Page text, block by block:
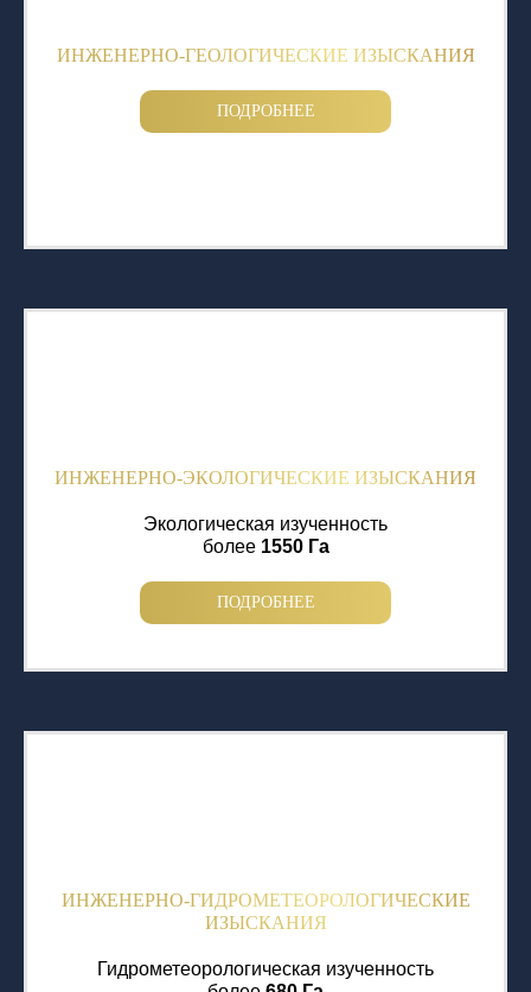
ИНЖЕНЕРНО-ГЕОЛОГИЧЕСКИЕ ИЗЫСКАНИЯ
ПОДРОБНЕЕ
ИНЖЕНЕРНО-ЭКОЛОГИЧЕСКИЕ ИЗЫСКАНИЯ
Экологическая изученность
более 1550 Га
ПОДРОБНЕЕ
ИНЖЕНЕРНО-ГИДРОМЕТЕОРОЛОГИЧЕСКИЕ
ИЗЫСКАНИЯ
Гидрометеорологическая изученность